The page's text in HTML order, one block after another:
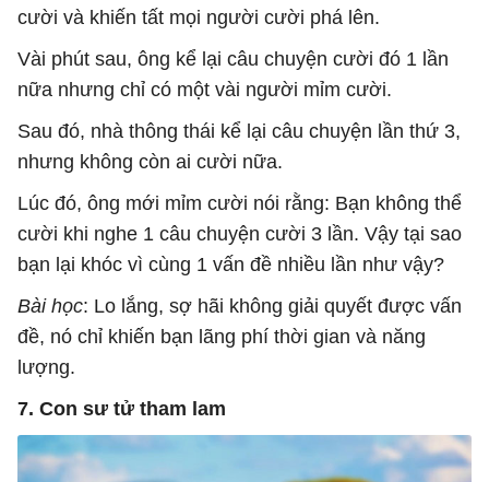
cười và khiến tất mọi người cười phá lên.
Vài phút sau, ông kể lại câu chuyện cười đó 1 lần
nữa nhưng chỉ có một vài người mỉm cười.
Sau đó, nhà thông thái kể lại câu chuyện lần thứ 3,
nhưng không còn ai cười nữa.
Lúc đó, ông mới mỉm cười nói rằng: Bạn không thể
cười khi nghe 1 câu chuyện cười 3 lần. Vậy tại sao
bạn lại khóc vì cùng 1 vấn đề nhiều lần như vậy?
Bài học: Lo lắng, sợ hãi không giải quyết được vấn
đề, nó chỉ khiến bạn lãng phí thời gian và năng
lượng.
7. Con sư tử tham lam